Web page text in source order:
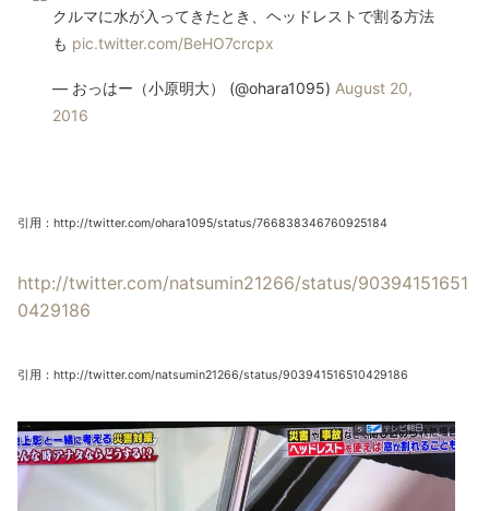
クルマに水が入ってきたとき、ヘッドレストで割る方法
も pic.twitter.com/BeHO7crcpx
— おっはー（小原明大） (@ohara1095) August 20,
2016
引用：http://twitter.com/ohara1095/status/766838346760925184
http://twitter.com/natsumin21266/status/90394151651
0429186
引用：http://twitter.com/natsumin21266/status/903941516510429186